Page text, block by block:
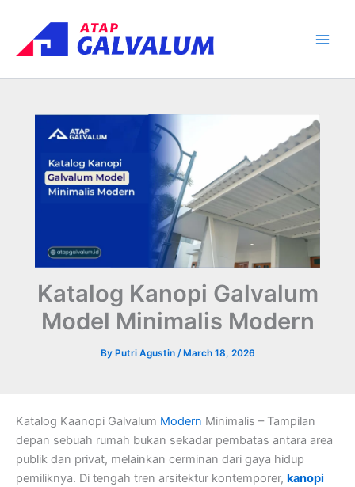
content
Katalog Kanopi Galvalum
Model Minimalis Modern
By Putri Agustin /March 18, 2026
Katalog Kaanopi Galvalum Modern Minimalis – Tampilan
depan sebuah rumah bukan sekadar pembatas antara area
publik dan privat, melainkan cerminan dari gaya hidup
pemiliknya. Di tengah tren arsitektur kontemporer, kanopi